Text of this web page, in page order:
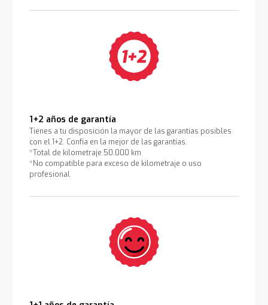
1+2 años de garantía
Tienes a tu disposición la mayor de las garantías posibles
con el 1+2. Confía en la mejor de las garantías.
*Total de kilometraje 50.000 km
*No compatible para exceso de kilometraje o uso
profesional